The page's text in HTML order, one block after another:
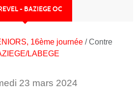
- BAZIEGE OC
16ème journée / Contre
LABEGE
23 mars 2024